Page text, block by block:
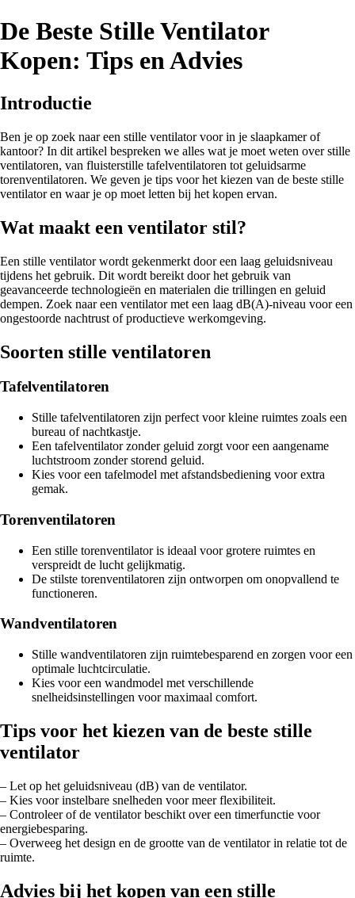
De Beste Stille Ventilator
Kopen: Tips en Advies
Introductie
Ben je op zoek naar een stille ventilator voor in je slaapkamer of
kantoor? In dit artikel bespreken we alles wat je moet weten over stille
ventilatoren, van fluisterstille tafelventilatoren tot geluidsarme
torenventilatoren. We geven je tips voor het kiezen van de beste stille
ventilator en waar je op moet letten bij het kopen ervan.
Wat maakt een ventilator stil?
Een stille ventilator wordt gekenmerkt door een laag geluidsniveau
tijdens het gebruik. Dit wordt bereikt door het gebruik van
geavanceerde technologieën en materialen die trillingen en geluid
dempen. Zoek naar een ventilator met een laag dB(A)-niveau voor een
ongestoorde nachtrust of productieve werkomgeving.
Soorten stille ventilatoren
Tafelventilatoren
Stille tafelventilatoren zijn perfect voor kleine ruimtes zoals een
bureau of nachtkastje.
Een tafelventilator zonder geluid zorgt voor een aangename
luchtstroom zonder storend geluid.
Kies voor een tafelmodel met afstandsbediening voor extra
gemak.
Torenventilatoren
Een stille torenventilator is ideaal voor grotere ruimtes en
verspreidt de lucht gelijkmatig.
De stilste torenventilatoren zijn ontworpen om onopvallend te
functioneren.
Wandventilatoren
Stille wandventilatoren zijn ruimtebesparend en zorgen voor een
optimale luchtcirculatie.
Kies voor een wandmodel met verschillende
snelheidsinstellingen voor maximaal comfort.
Tips voor het kiezen van de beste stille
ventilator
– Let op het geluidsniveau (dB) van de ventilator.
– Kies voor instelbare snelheden voor meer flexibiliteit.
– Controleer of de ventilator beschikt over een timerfunctie voor
energiebesparing.
– Overweeg het design en de grootte van de ventilator in relatie tot de
ruimte.
Advies bij het kopen van een stille